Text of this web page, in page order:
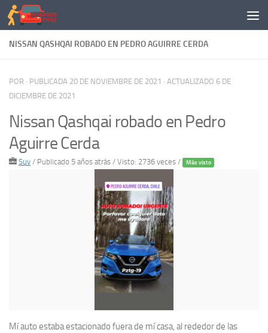
Saltar al contenido
NISSAN QASHQAI ROBADO EN PEDRO AGUIRRE CERDA
POR · PUBLICADA 20 DE NOVIEMBRE DE 2021 · ACTUALIZADO 6 DE
DICIEMBRE DE 2021
Nissan Qashqai robado en Pedro
Aguirre Cerda
Suv / Publicado 5 años atrás / Visto: 2736 veces / Más visto
Mí auto estaba estacionado fuera de mí casa, al rededor de las